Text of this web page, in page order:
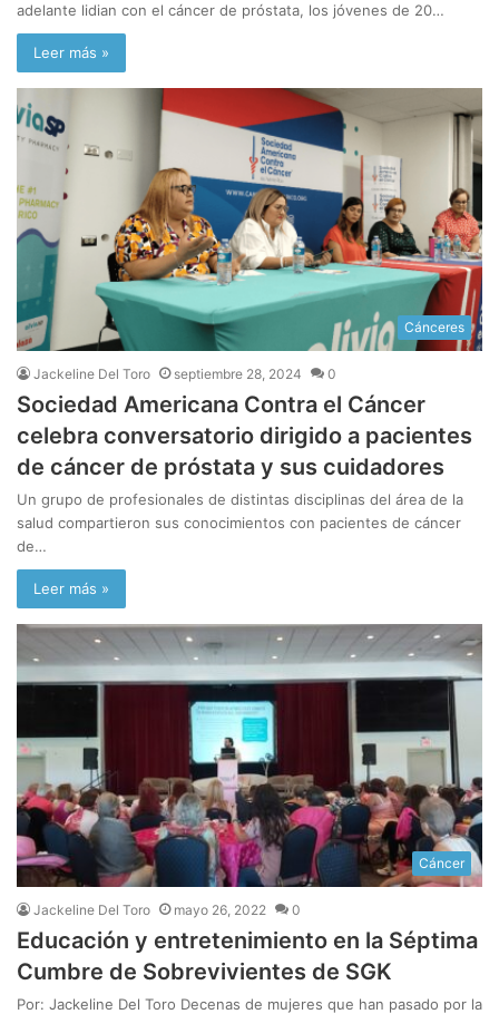
adelante lidian con el cáncer de próstata, los jóvenes de 20…
Leer más »
Cánceres
Jackeline Del Toro septiembre 28, 2024 0
Sociedad Americana Contra el Cáncer
celebra conversatorio dirigido a pacientes
de cáncer de próstata y sus cuidadores
Un grupo de profesionales de distintas disciplinas del área de la
salud compartieron sus conocimientos con pacientes de cáncer
de…
Leer más »
Cáncer
Jackeline Del Toro mayo 26, 2022 0
Educación y entretenimiento en la Séptima
Cumbre de Sobrevivientes de SGK
Por: Jackeline Del Toro Decenas de mujeres que han pasado por la